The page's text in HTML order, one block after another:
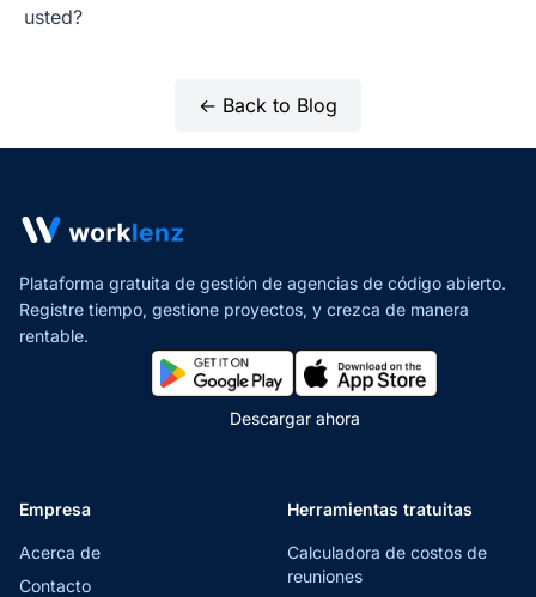
usted?
← Back to Blog
Plataforma gratuita de gestión de agencias de código abierto.
Registre tiempo, gestione proyectos, y crezca de manera
rentable.
Descargar ahora
Empresa
Acerca de
Contacto
Herramientas tratuitas
Calculadora de costos de
reuniones